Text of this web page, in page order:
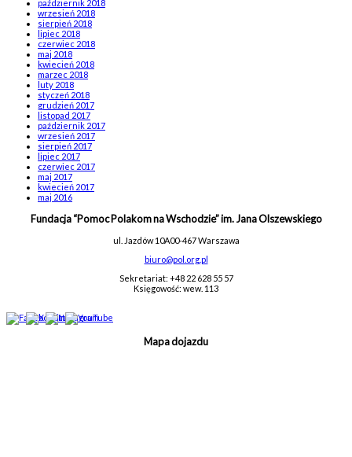
październik 2018
wrzesień 2018
sierpień 2018
lipiec 2018
czerwiec 2018
maj 2018
kwiecień 2018
marzec 2018
luty 2018
styczeń 2018
grudzień 2017
listopad 2017
październik 2017
wrzesień 2017
sierpień 2017
lipiec 2017
czerwiec 2017
maj 2017
kwiecień 2017
maj 2016
Fundacja “Pomoc Polakom na Wschodzie” im. Jana Olszewskiego
ul. Jazdów 10A00-467 Warszawa
biuro@pol.org.pl
Sekretariat: +48 22 628 55 57
Księgowość: wew. 113
Mapa dojazdu